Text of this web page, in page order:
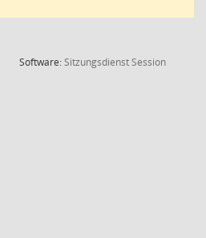
Software:SitzungsdienstSession(Wird in